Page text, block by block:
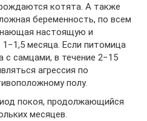
котята. А также
беременность, по всем
настоящую и
месяца. Если питомица
с самцами, в течение 2−15
агрессия по
полу.
покоя, продолжающийся
месяцев.